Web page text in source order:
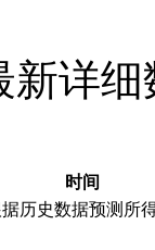
新详细
时间
历史数据预测所